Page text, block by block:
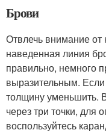
Брови
Отвлечь внимание
наведенная линия
правильно, немного
выразительным.
толщину уменьшить.
через три точки, для
воспользуйтесь